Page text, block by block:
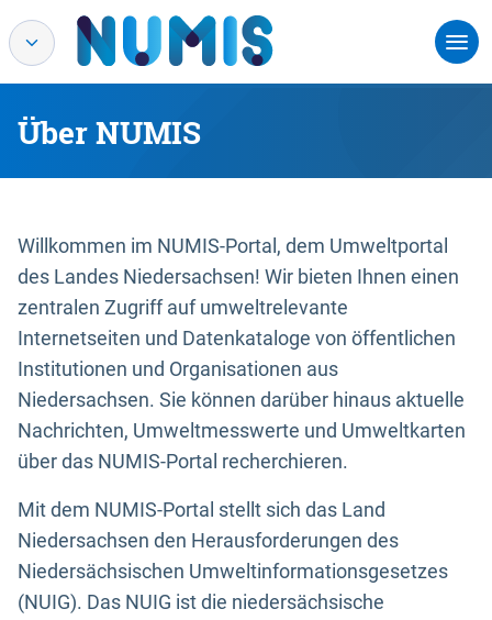
Über NUMIS
Willkommen im NUMIS-Portal, dem Umweltportal
des Landes Niedersachsen! Wir bieten Ihnen einen
zentralen Zugriff auf umweltrelevante
Internetseiten und Datenkataloge von öffentlichen
Institutionen und Organisationen aus
Niedersachsen. Sie können darüber hinaus aktuelle
Nachrichten, Umweltmesswerte und Umweltkarten
über das NUMIS-Portal recherchieren.
Mit dem NUMIS-Portal stellt sich das Land
Niedersachsen den Herausforderungen des
Niedersächsischen Umweltinformationsgesetzes
(NUIG). Das NUIG ist die niedersächsische